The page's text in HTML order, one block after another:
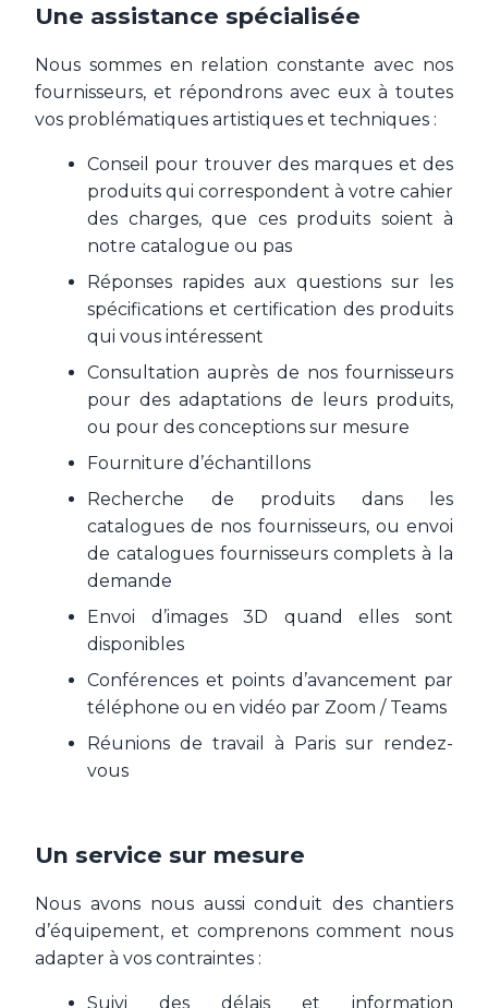
Une assistance spécialisée
Nous sommes en relation constante avec nos
fournisseurs, et répondrons avec eux à toutes
vos problématiques artistiques et techniques :
Conseil pour trouver des marques et des
produits qui correspondent à votre cahier
des charges, que ces produits soient à
notre catalogue ou pas
Réponses rapides aux questions sur les
spécifications et certification des produits
qui vous intéressent
Consultation auprès de nos fournisseurs
pour des adaptations de leurs produits,
ou pour des conceptions sur mesure
Fourniture d’échantillons
Recherche de produits dans les
catalogues de nos fournisseurs, ou envoi
de catalogues fournisseurs complets à la
demande
Envoi d’images 3D quand elles sont
disponibles
Conférences et points d’avancement par
téléphone ou en vidéo par Zoom / Teams
Réunions de travail à Paris sur rendez-
vous
Un service sur mesure
Nous avons nous aussi conduit des chantiers
d’équipement, et comprenons comment nous
adapter à vos contraintes :
Suivi des délais et information